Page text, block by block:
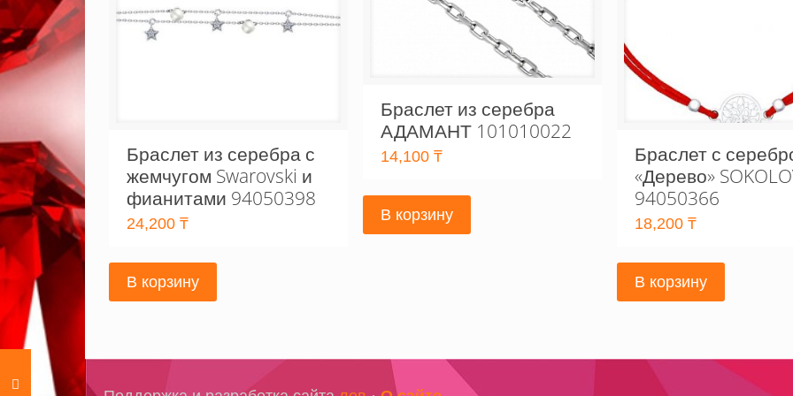
Браслет из серебра с
жемчугом Swarovski и
фианитами 94050398
24,200 ₸
В корзину
Браслет из серебра
АДАМАНТ 101010022
14,100 ₸
В корзину
Браслет с
«Дерево»
94050366
18,200 ₸
В корзину